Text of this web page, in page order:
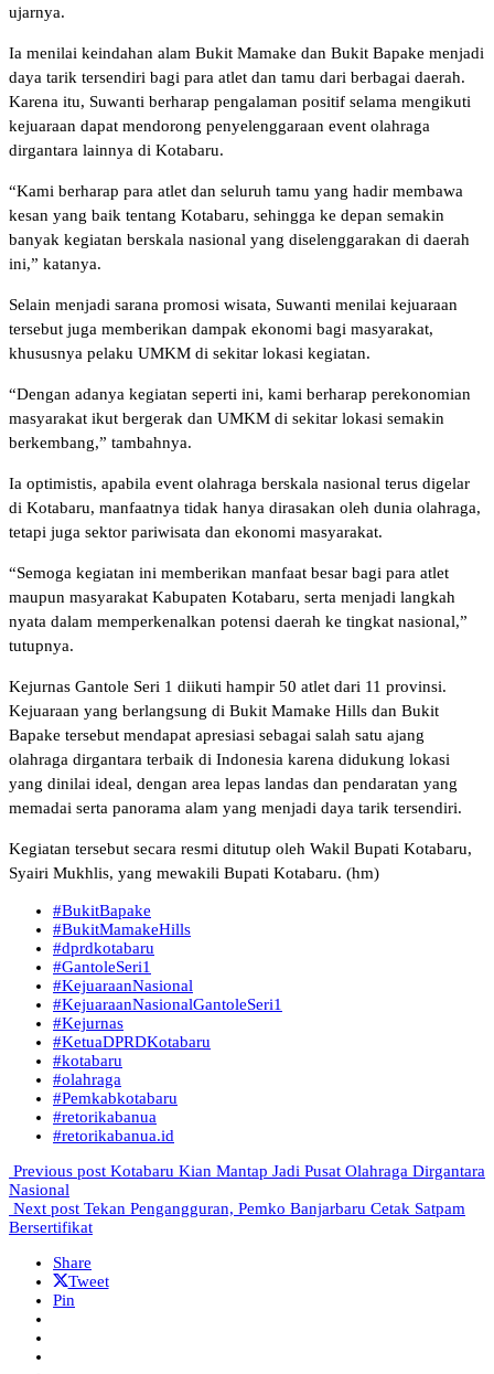
ujarnya.
Ia menilai keindahan alam Bukit Mamake dan Bukit Bapake menjadi
daya tarik tersendiri bagi para atlet dan tamu dari berbagai daerah.
Karena itu, Suwanti berharap pengalaman positif selama mengikuti
kejuaraan dapat mendorong penyelenggaraan event olahraga
dirgantara lainnya di Kotabaru.
“Kami berharap para atlet dan seluruh tamu yang hadir membawa
kesan yang baik tentang Kotabaru, sehingga ke depan semakin
banyak kegiatan berskala nasional yang diselenggarakan di daerah
ini,” katanya.
Selain menjadi sarana promosi wisata, Suwanti menilai kejuaraan
tersebut juga memberikan dampak ekonomi bagi masyarakat,
khususnya pelaku UMKM di sekitar lokasi kegiatan.
“Dengan adanya kegiatan seperti ini, kami berharap perekonomian
masyarakat ikut bergerak dan UMKM di sekitar lokasi semakin
berkembang,” tambahnya.
Ia optimistis, apabila event olahraga berskala nasional terus digelar
di Kotabaru, manfaatnya tidak hanya dirasakan oleh dunia olahraga,
tetapi juga sektor pariwisata dan ekonomi masyarakat.
“Semoga kegiatan ini memberikan manfaat besar bagi para atlet
maupun masyarakat Kabupaten Kotabaru, serta menjadi langkah
nyata dalam memperkenalkan potensi daerah ke tingkat nasional,”
tutupnya.
Kejurnas Gantole Seri 1 diikuti hampir 50 atlet dari 11 provinsi.
Kejuaraan yang berlangsung di Bukit Mamake Hills dan Bukit
Bapake tersebut mendapat apresiasi sebagai salah satu ajang
olahraga dirgantara terbaik di Indonesia karena didukung lokasi
yang dinilai ideal, dengan area lepas landas dan pendaratan yang
memadai serta panorama alam yang menjadi daya tarik tersendiri.
Kegiatan tersebut secara resmi ditutup oleh Wakil Bupati Kotabaru,
Syairi Mukhlis, yang mewakili Bupati Kotabaru. (hm)
#BukitBapake
#BukitMamakeHills
#dprdkotabaru
#GantoleSeri1
#KejuaraanNasional
#KejuaraanNasionalGantoleSeri1
#Kejurnas
#KetuaDPRDKotabaru
#kotabaru
#olahraga
#Pemkabkotabaru
#retorikabanua
#retorikabanua.id
Previous post Kotabaru Kian Mantap Jadi Pusat Olahraga Dirgantara
Nasional
Next post Tekan Pengangguran, Pemko Banjarbaru Cetak Satpam
Bersertifikat
Share
Tweet
Pin